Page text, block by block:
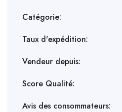
Catégorie:
Taux d'expédition:
Vendeur depuis:
Score Qualité:
Avis des consommateurs: